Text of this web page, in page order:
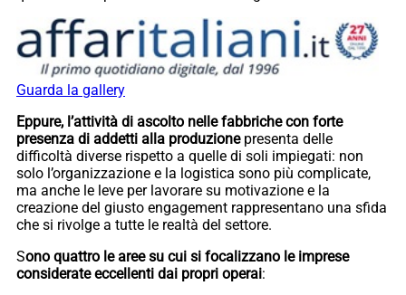
Guarda la gallery
Eppure, l’attività di ascolto nelle fabbriche con forte
presenza di addetti alla produzionepresenta delle
difficoltà diverse rispetto a quelle di soli impiegati: non
solo l’organizzazione e la logistica sono più complicate,
ma anche le leve per lavorare su motivazione e la
creazione del giusto engagement rappresentano una sfida
che si rivolge a tutte le realtà del settore.
Sono quattro le aree su cui si focalizzano le imprese
considerate eccellenti dai propri operai: